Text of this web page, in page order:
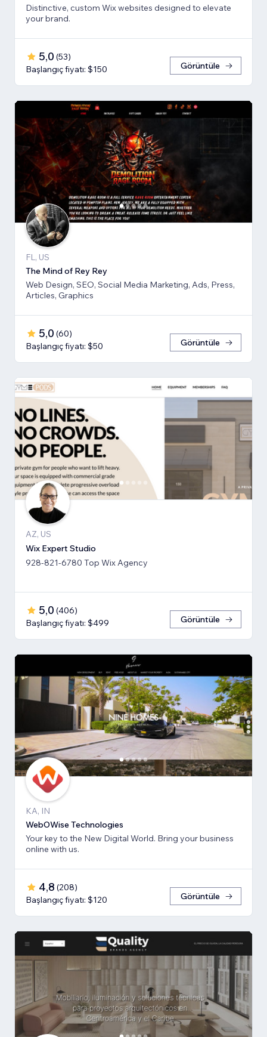
Distinctive, custom Wix websites designed to elevate
your brand.
5,0 (53)
Başlangıç fiyatı: $150
Görüntüle
FL, US
The Mind of Rey Rey
Web Design, SEO, Social Media Marketing, Ads, Press,
Articles, Graphics
5,0 (60)
Başlangıç fiyatı: $50
Görüntüle
AZ, US
Wix Expert Studio
928-821-6780 Top Wix Agency
5,0 (406)
Başlangıç fiyatı: $499
Görüntüle
KA, IN
WebOWise Technologies
Your key to the New Digital World. Bring your business
online with us.
4,8 (208)
Başlangıç fiyatı: $120
Görüntüle